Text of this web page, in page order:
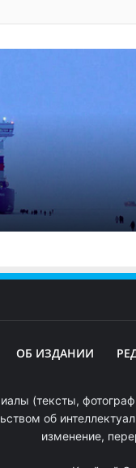
ОБ ИЗДАНИИ
(тексты,
об
изменение,